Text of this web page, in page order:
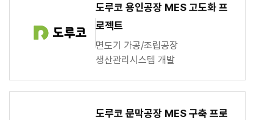
도루코 용인공장 MES 고도화 프
로젝트
면도기 가공/조립공장
생산관리시스템 개발
도루코 문막공장 MES 구축 프로